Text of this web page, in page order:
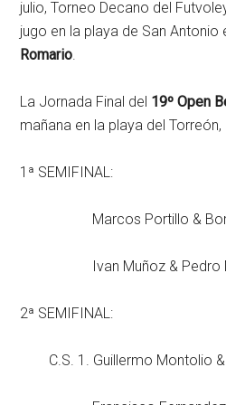
julio, Torneo Decano del
jugo en la playa de San Antonio
Romario.
La Jornada Final del 19º Open
mañana en la playa del Torreón,
1ª SEMIFINAL:
Marcos Portillo &
Ivan Muñoz & Pedro
2ª SEMIFINAL:
C.S. 1. Guillermo Montolio